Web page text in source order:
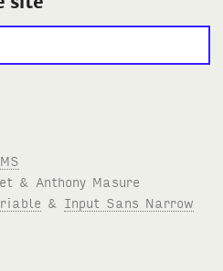
& Anthony Masure
& Input Sans Narrow